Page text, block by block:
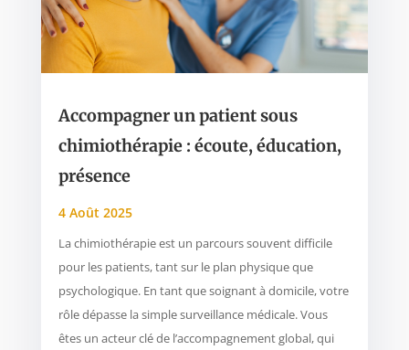
Accompagner un patient sous
chimiothérapie : écoute, éducation,
présence
4 Août 2025
La chimiothérapie est un parcours souvent difficile
pour les patients, tant sur le plan physique que
psychologique. En tant que soignant à domicile, votre
rôle dépasse la simple surveillance médicale. Vous
êtes un acteur clé de l’accompagnement global, qui